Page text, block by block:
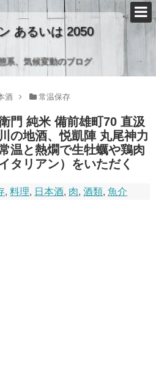
あるいは 2050
系、気候変動のブログ
酒 常温保存
門 純米 備前雄町70 直汲
の地酒、悦凱陣 丸尾神力
温と熱燗で生牡蠣や鶏肉
タリアン）をいただく
,料理, 日本酒, 肉,酒類,魚介